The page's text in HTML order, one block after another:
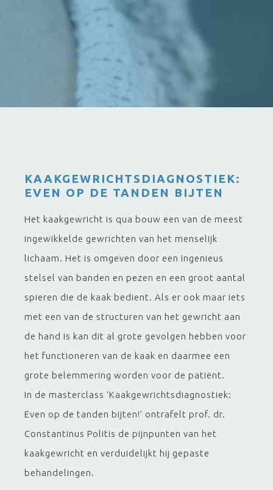
KAAKGEWRICHTSDIAGNOSTIEK:
EVEN OP DE TANDEN BIJTEN
Het kaakgewricht is qua bouw een van de meest
ingewikkelde gewrichten van het menselijk
lichaam. Het is omgeven door een ingenieus
stelsel van banden en pezen en een groot aantal
spieren die de kaak bedient. Als er ook maar iets
met een van de structuren van het gewricht aan
de hand is kan dit al grote gevolgen hebben voor
het functioneren van de kaak en daarmee een
grote belemmering worden voor de patiënt.
In de masterclass ‘Kaakgewrichtsdiagnostiek:
Even op de tanden bijten!’ ontrafelt prof. dr.
Constantinus Politis de pijnpunten van het
kaakgewricht en verduidelijkt hij gepaste
behandelingen.